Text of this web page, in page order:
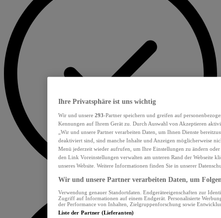
Ihre Privatsphäre ist uns wichtig
Wir und unsere 293-Partner speichern und greifen auf
Kennungen auf Ihrem Gerät zu. Durch Auswahl von Akzeptieren
„Wir und unsere Partner verarbeiten Daten, um Ihnen Dienste
deaktiviert sind, sind manche Inhalte und Anzeigen möglicherweise
Menü jederzeit wieder aufrufen, um Ihre Einstellungen zu ändern
den Link Voreinstellungen verwalten am unteren Rand der Webseite
unseres Website. Weitere Informationen finden Sie in unserer
Wir und unsere Partner verarbeiten Daten, um
Verwendung genauer Standortdaten. Endgeräteeigenschaften zur
Zugriff auf Informationen auf einem Endgerät. Personalisierte
der Performance von Inhalten, Zielgruppenforschung sowie
Liste der Partner (Lieferanten)